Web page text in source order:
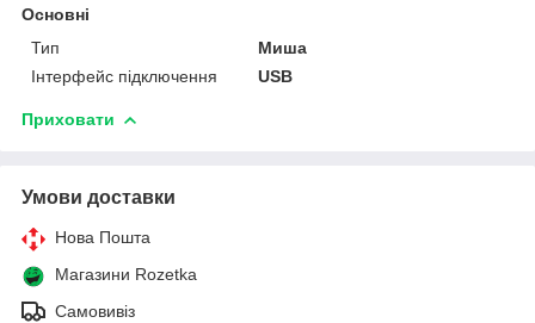
Основні
Тип
Миша
Інтерфейс підключення
USB
Приховати
Умови доставки
Нова Пошта
Магазини Rozetka
Самовивіз